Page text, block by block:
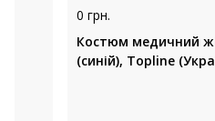
0 грн.
Костюм медичний
(синій), Topline